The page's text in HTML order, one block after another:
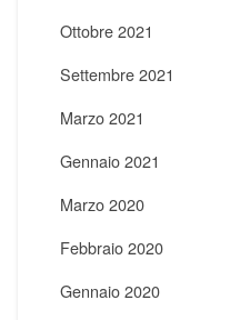
Ottobre 2021
Settembre 2021
Marzo 2021
Gennaio 2021
Marzo 2020
Febbraio 2020
Gennaio 2020